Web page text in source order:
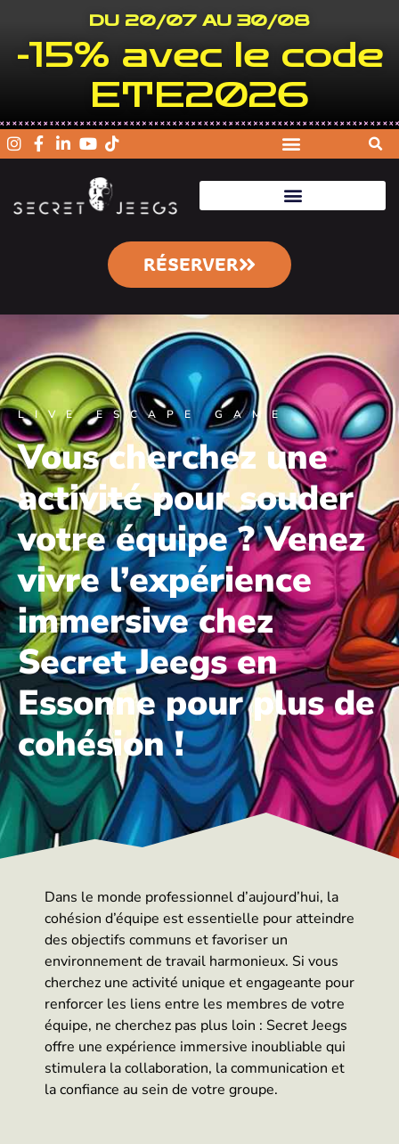
DU 20/07 AU 30/08
-15% avec le code
ETE2026
RÉSERVER
LIVE ESCAPE GAME
Vous cherchez une
activité pour souder
votre équipe ? Venez
vivre l’expérience
immersive chez
Secret Jeegs en
Essonne pour plus de
cohésion !
Dans le monde professionnel d’aujourd’hui, la
cohésion d’équipe est essentielle pour atteindre
des objectifs communs et favoriser un
environnement de travail harmonieux. Si vous
cherchez une activité unique et engageante pour
renforcer les liens entre les membres de votre
équipe, ne cherchez pas plus loin : Secret Jeegs
offre une expérience immersive inoubliable qui
stimulera la collaboration, la communication et
la confiance au sein de votre groupe.